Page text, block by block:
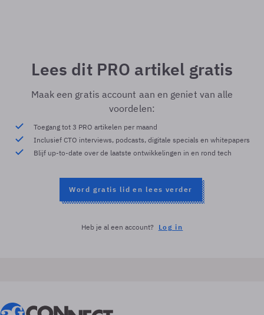
Lees dit PRO artikel gratis
Maak een gratis account aan en geniet van alle
voordelen:
Toegang tot 3 PRO artikelen per maand
Inclusief CTO interviews, podcasts, digitale specials en whitepapers
Blijf up-to-date over de laatste ontwikkelingen in en rond tech
Word gratis lid en lees verder
Heb je al een account? Log in